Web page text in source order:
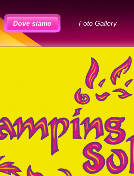
Dove siamo Foto Gallery